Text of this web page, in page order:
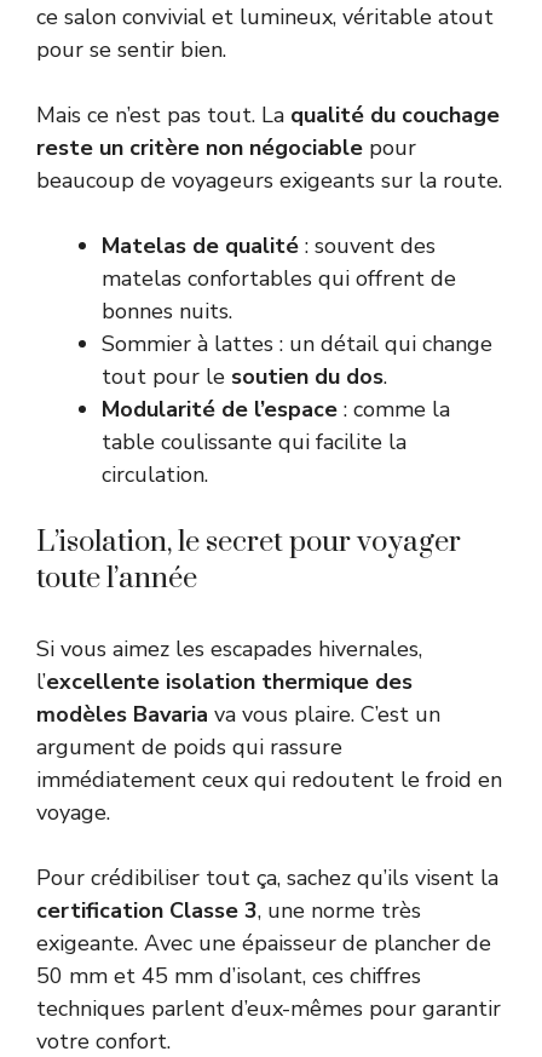
ce salon convivial et lumineux, véritable atout
pour se sentir bien.
Mais ce n’est pas tout. La qualité du couchage
reste un critère non négociable pour
beaucoup de voyageurs exigeants sur la route.
Matelas de qualité : souvent des
matelas confortables qui offrent de
bonnes nuits.
Sommier à lattes : un détail qui change
tout pour le soutien du dos.
Modularité de l’espace : comme la
table coulissante qui facilite la
circulation.
L’isolation, le secret pour voyager
toute l’année
Si vous aimez les escapades hivernales,
l’excellente isolation thermique des
modèles Bavaria va vous plaire. C’est un
argument de poids qui rassure
immédiatement ceux qui redoutent le froid en
voyage.
Pour crédibiliser tout ça, sachez qu’ils visent la
certification Classe 3, une norme très
exigeante. Avec une épaisseur de plancher de
50 mm et 45 mm d’isolant, ces chiffres
techniques parlent d’eux-mêmes pour garantir
votre confort.